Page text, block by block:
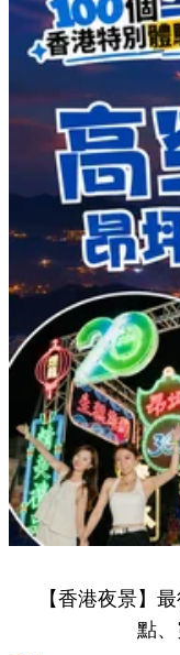
【香港夜景】
點